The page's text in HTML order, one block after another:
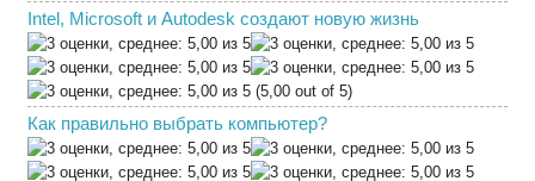
Intel, Microsoft и Autodesk создают новую жизнь
(5,00 out of 5)
Как правильно выбрать компьютер?